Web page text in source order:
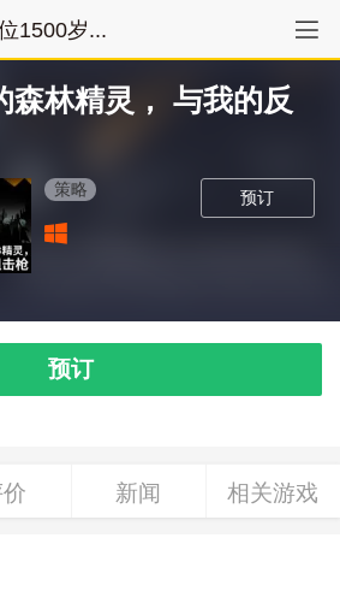
1500岁...
森林精灵， 与我的反
预订
策略
预订
新闻 相关游戏